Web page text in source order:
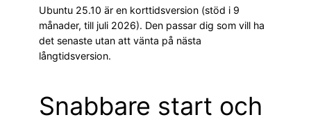
Ubuntu 25.10 är en korttidsversion (stöd i 9
månader, till juli 2026). Den passar dig som vill ha
det senaste utan att vänta på nästa
långtidsversion.
Snabbare start och